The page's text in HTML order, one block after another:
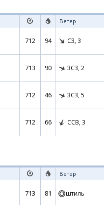
Ветер
712 94 СЗ, 3
713 90 ЗСЗ, 2
712 46 ЗСЗ, 5
712 66 ССВ, 3
Ветер
713 81 штиль